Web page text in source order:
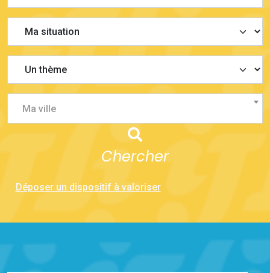
Ma ville
Chercher
Déposer un dispositif à valoriser